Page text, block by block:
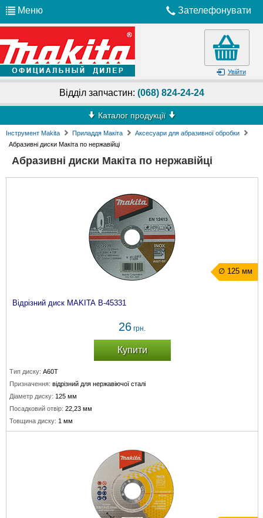
Меню Зателефонувати
Увійти
Відділ запчастин: (068) 824-24-24
Каталог продукції
Інструмент Makita Приладдя Макіта
Аксесуари для абразивної обробки
Абразивні диски Макіта по нержавійці
Абразивні диски Макіта по нержавійці
∅ 125 мм
Відрізний диск MAKITA B-45331
26 грн.
Купити
Тип диску: A60T
Призначення: відрізний для нержавіючої сталі
Діаметр диску: 125 мм
Посадковий отвір: 22,23 мм
Товщина диску: 1 мм